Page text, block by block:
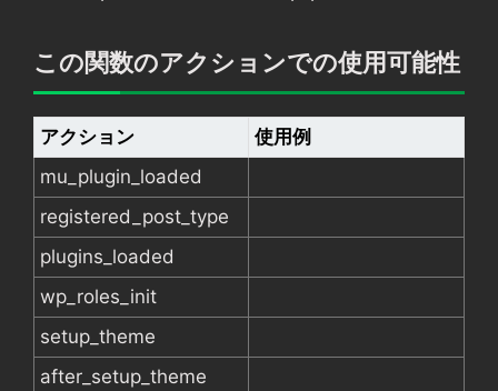
この関数のアクションでの使用可能性
アクション
使用例
mu_plugin_loaded
registered_post_type
plugins_loaded
wp_roles_init
setup_theme
after_setup_theme